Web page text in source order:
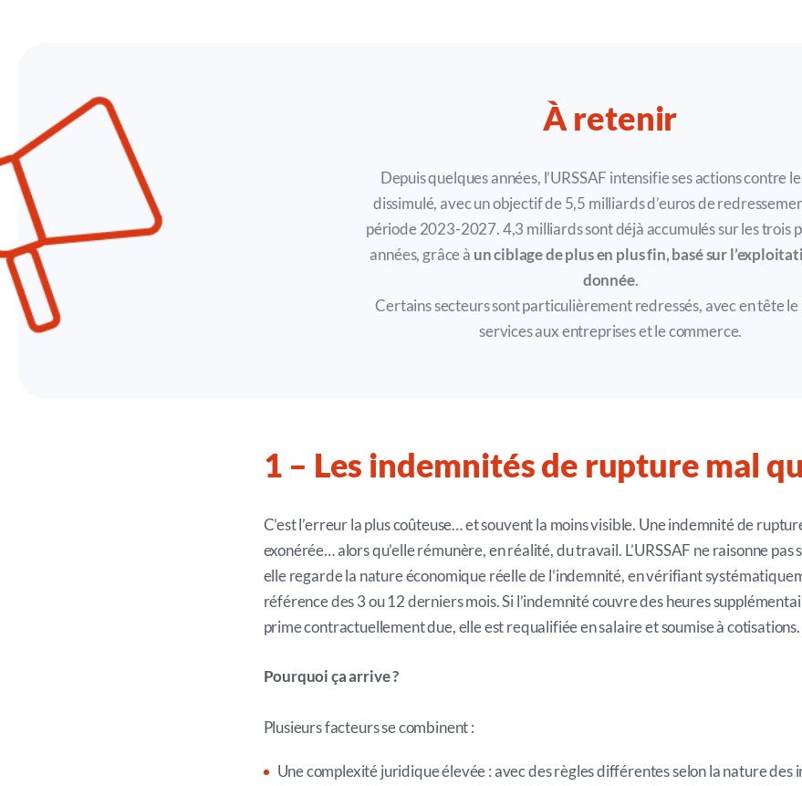
À retenir
Depuis quelques années, l’URSSAF intensifieses actions contre
dissimulé, avec un objectif de5,5 milliards d’eurosde
période 2023-2027.4,3 milliards sont déjà accumulés sur les trois
années, grâce à unciblage de plus en plus fin,basé sur
donnée.
Certains secteurs sontparticulièrementredressés, avec en têtele
services aux entrepriseset le commerce.
1 – Les indemnités de rupture mal
C’est l’erreur la plus coûteuse… et souvent la moins visible. Une indemnité de
exonérée… alors qu’elle rémunère, en réalité, du travail. L’URSSAF ne raisonne pas
elle regarde la nature économique réelle de l’indemnité, en vérifiant
référence des 3 ou 12 derniers mois. Si l’indemnité couvre des heures
prime contractuellement due, elle est requalifiée en salaire et soumise à cotisations.
Pourquoi ça arrive ?
Plusieurs facteurs se combinent :
Une complexité juridique élevée : avec des règles différentes selon la nature des